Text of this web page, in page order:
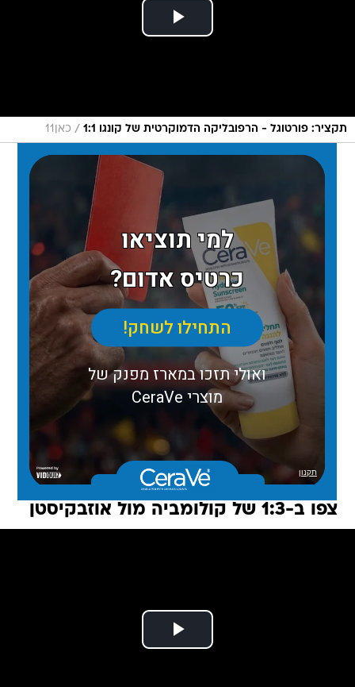
תקציר: פורטוגל - הרפובליקה הדמוקרטית של קונגו 1:1 / כאן11
צפו ב-1:3 של קולומביה מול אוזבקיסטן